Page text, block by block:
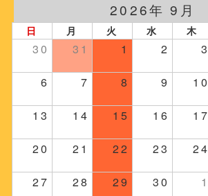
2026年 9月
日 月 火 水 木
30 31 1 2 3
6 7 8 9 10
13 14 15 16 17
20 21 22 23 24
27 28 29 30 1